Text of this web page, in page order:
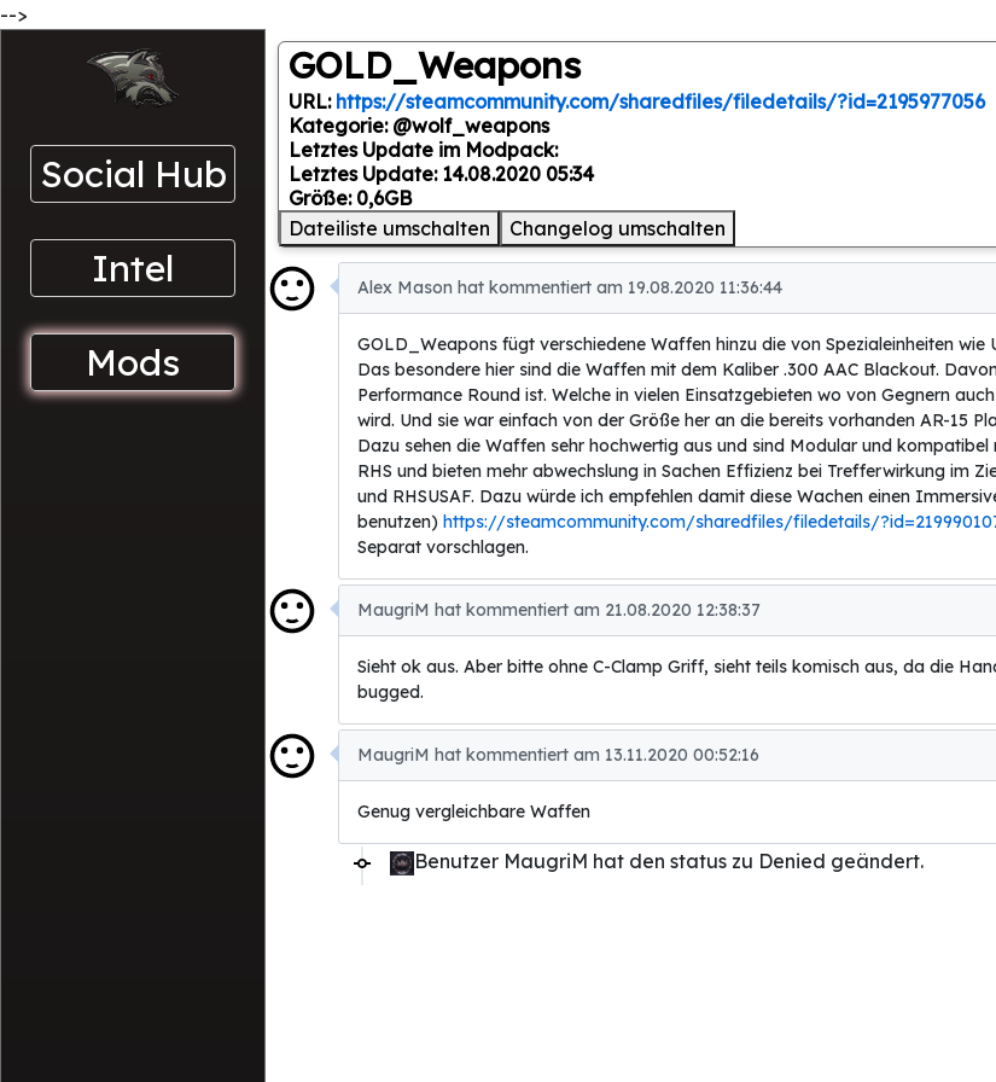
-->
Social Hub
Intel
Mods
GOLD_Weapons
URL: https://steamcommunity.com/sharedfiles/filedetails/?id=2195977056
Kategorie: @wolf_weapons
Letztes Update im Modpack:
Letztes Update: 14.08.2020 05:34
Größe: 0,6GB
Dateiliste umschalten
Changelog umschalten
Alex Mason hat kommentiert am 19.08.2020 11:36:44
GOLD_Weapons fügt verschiedene Waffen hinzu die von Spezialeinheiten wie
Das besondere hier sind die Waffen mit dem Kaliber .300 AAC Blackout.
Performance Round ist. Welche in vielen Einsatzgebieten wo von Gegnern
wird. Und sie war einfach von der Größe her an die bereits vorhanden AR-15
Dazu sehen die Waffen sehr hochwertig aus und sind Modular und
RHS und bieten mehr abwechslung in Sachen Effizienz bei Trefferwirkung im
und RHSUSAF. Dazu würde ich empfehlen damit diese Wachen einen
benutzen) https://steamcommunity.com/sharedfiles/filedetails/
Separat vorschlagen.
MaugriM hat kommentiert am 21.08.2020 12:38:37
Sieht ok aus. Aber bitte ohne C-Clamp Griff, sieht teils komisch aus, da die
bugged.
MaugriM hat kommentiert am 13.11.2020 00:52:16
Genug vergleichbare Waffen
Benutzer MaugriM hat den status zu Denied geändert.